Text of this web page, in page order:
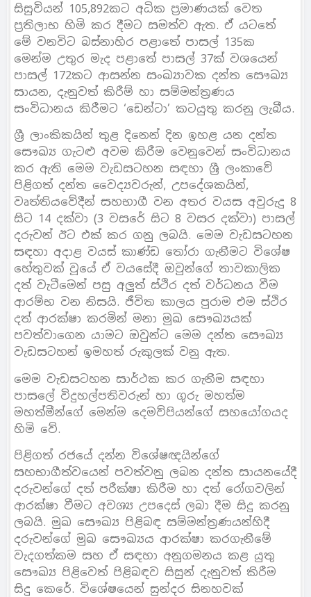
සිසුවියන් 105,892කට අධික ප්‍රමාණයක් වෙත
ප්‍රතිලාභ හිමි කර දීමට සමත්ව ඇත. ඒ යටතේ
මේ වනවිට බස්නාහිර පළාතේ පාසල් 135ක
මෙන්ම උතුර මැද පළාතේ පාසල් 37ක් වශයෙන්
පාසල් 172කට ආසන්න සංඛ්‍යාවක දන්ත සෞඛ්‍ය
සායන, දැනුවත් කිරීම් හා සම්මන්ත්‍රණය
සංවිධානය කිරීමට ‘ඩෙන්ටා’ කටයුතු කරනු ලැබීය.
ශ්‍රී ලාංකිකයින් තුළ දිනෙන් දින ඉහළ යන දන්ත
සෞඛ්‍ය ගැටළු අවම කිරීම වෙනුවෙන් සංවිධානය
කර ඇති මෙම වැඩසටහන සඳහා ශ්‍රී ලංකාවේ
පිළිගත් දන්ත වෛද්‍යවරුන්, උපදේශකයින්,
වෘත්තියවේදීන් සහභාගී වන අතර වයස අවුරුදු 8
සිට 14 දක්වා (3 වසරේ සිට 8 වසර දක්වා) පාසල්
දරුවන් ඊට එක් කර ගනු ලබයි. මෙම වැඩසටහන
සඳහා අදාළ වයස් කාණ්ඩ තෝරා ගැනීමට විශේෂ
හේතුවක් වූයේ ඒ වයසේදී ඔවුන්ගේ තාවකාලික
දත් වැටීමෙන් පසු අලුත් ස්ථිර දත් වර්ධනය වීම
ආරම්භ වන නිසයි. ජීවිත කාලය පුරාම එම ස්ථිර
දත් ආරක්ෂා කරමින් මනා මුඛ සෞඛ්‍යයක්
පවත්වාගෙන යාමට ඔවුන්ට මෙම දන්ත සෞඛ්‍ය
වැඩසටහන් ඉමහත් රුකුලක් වනු ඇත.
මෙම වැඩසටහන සාර්ථක කර ගැනීම සඳහා
පාසලේ විදුහල්පතිවරුන් හා ගුරු මහත්ම
මහත්මීන්ගේ මෙන්ම දෙමව්පියන්ගේ සහයෝගයද
හිමි වේ.
පිළිගත් රජයේ දන්න විශේෂඥයින්ගේ
සහභාගීත්වයෙන් පවත්වනු ලබන දන්ත සායනයේදී
දරුවන්ගේ දත් පරීක්ෂා කිරීම හා දත් රෝගවලින්
ආරක්ෂා වීමට අවශ්‍ය උපදෙස් ලබා දීම සිදු කරනු
ලබයි. මුඛ සෞඛ්‍ය පිළිබඳ සම්මන්ත්‍රණයන්හිදී
දරුවන්ගේ මුඛ සෞඛ්‍යය ආරක්ෂා කරගැනීමේ
වැදගත්කම සහ ඒ සඳහා අනුගමනය කළ යුතු
සෞඛ්‍ය පිළිවෙත් පිළිබඳව සිසුන් දැනුවත් කිරීම
සිදු කෙරේ. විශේෂයෙන් සුන්දර සිනහවක්